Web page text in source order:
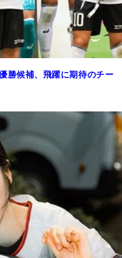
勝候補、飛躍に期待のチー